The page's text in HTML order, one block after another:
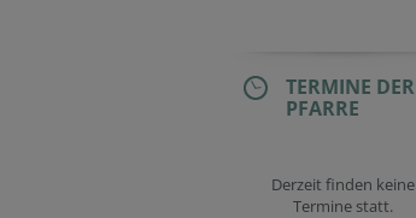
TERMINE DER
PFARRE
Derzeit finden keine
Termine statt.